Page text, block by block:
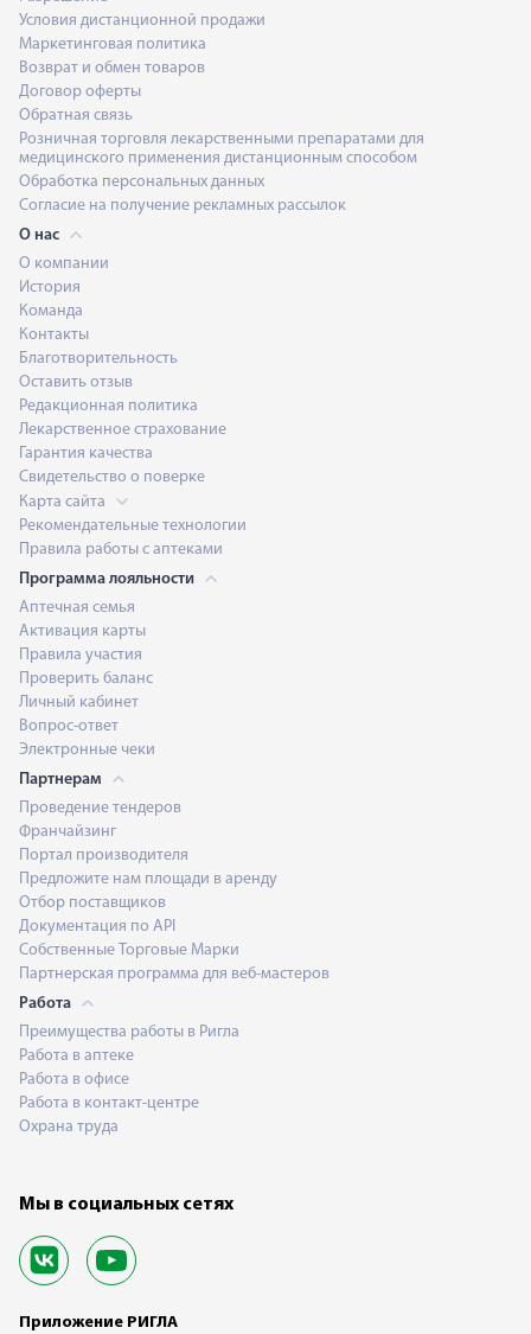
Условия дистанционной продажи
Маркетинговая политика
Возврат и обмен товаров
Договор оферты
Обратная связь
Розничная торговля лекарственными препаратами для
медицинского применения дистанционным способом
Обработка персональных данных
Согласие на получение рекламных рассылок
О нас
О компании
История
Команда
Контакты
Благотворительность
Оставить отзыв
Редакционная политика
Лекарственное страхование
Гарантия качества
Свидетельство о поверке
Карта сайта
Рекомендательные технологии
Правила работы с аптеками
Программа лояльности
Аптечная семья
Активация карты
Правила участия
Проверить баланс
Личный кабинет
Вопрос-ответ
Электронные чеки
Партнерам
Проведение тендеров
Франчайзинг
Портал производителя
Предложите нам площади в аренду
Отбор поставщиков
Документация по API
Собственные Торговые Марки
Партнерская программа для веб-мастеров
Работа
Преимущества работы в Ригла
Работа в аптеке
Работа в офисе
Работа в контакт-центре
Охрана труда
Мы в социальных сетях
Приложение РИГЛА